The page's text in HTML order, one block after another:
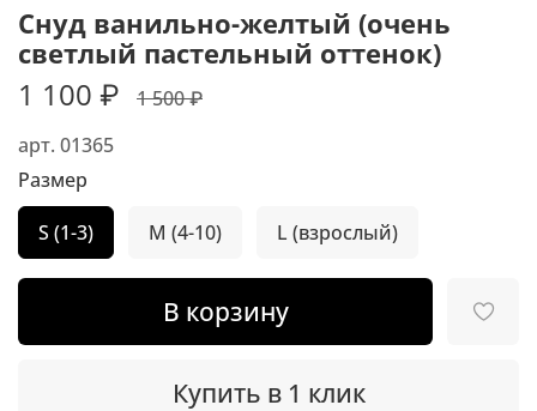
арт. 01365
Снуд ванильно-желтый (очень
светлый пастельный оттенок)
1 100 ₽ 1 500 ₽
В корзину
Купить в 1 клик
Размер
S (1-3)
M (4-10) L (взрослый)